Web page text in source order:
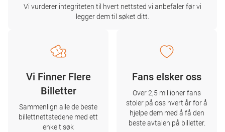
Vi vurderer integriteten til hvert nettsted vi anbefaler før vi
legger dem til søket ditt.
Vi Finner Flere
Billetter
Sammenlign alle de beste
billettnettstedene med ett
enkelt søk
Fans elsker oss
Over 2,5 millioner fans
stoler på oss hvert år for å
hjelpe dem med å få den
beste avtalen på billetter.